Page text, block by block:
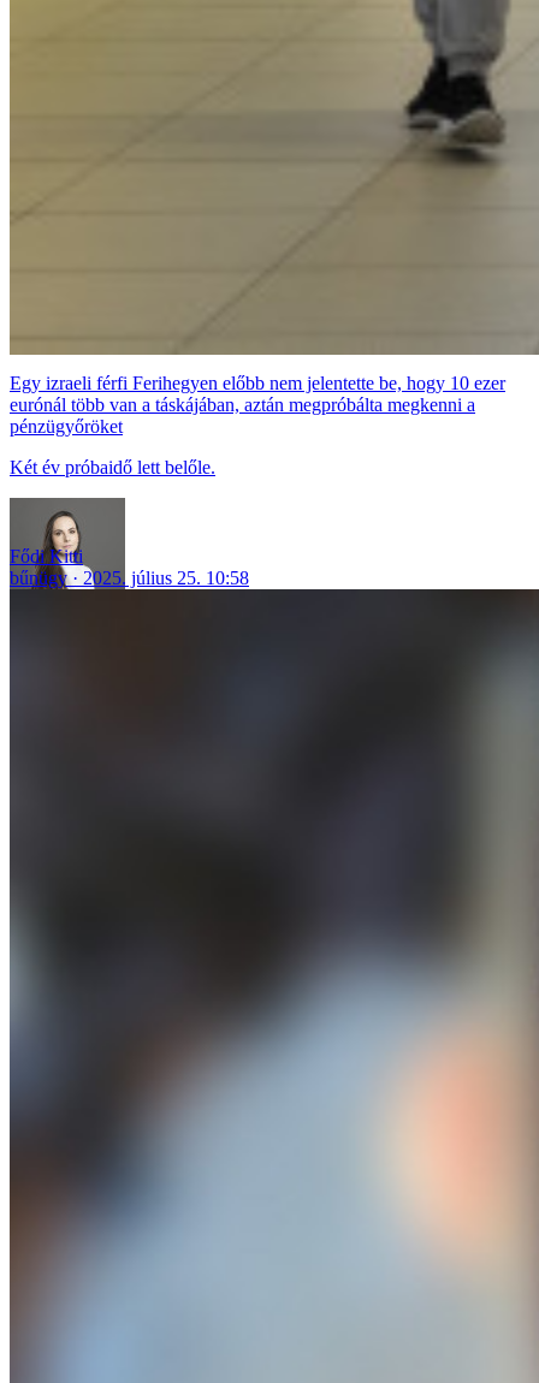
Egy izraeli férfi Ferihegyen előbb nem jelentette be, hogy 10 ezer
eurónál több van a táskájában, aztán megpróbálta megkenni a
pénzügyőröket
Két év próbaidő lett belőle.
Fődi Kitti
bűnügy
2025. július 25. 10:58